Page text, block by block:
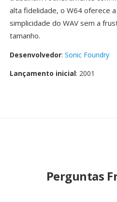
alta fidelidade, o W64 oferece
simplicidade do WAV sem a
tamanho.
Desenvolvedor: Sonic Foundry
Lançamento inicial: 2001
Perguntas